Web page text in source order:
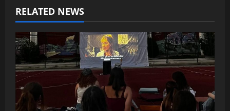
v
i
g
a
RELATED NEWS